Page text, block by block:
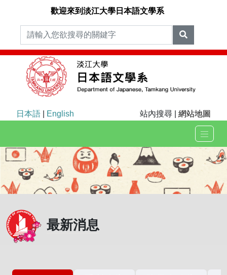
歡迎來到淡江大學日本語文學系
日本語 English 站內搜尋 | 網站地圖
最新消息